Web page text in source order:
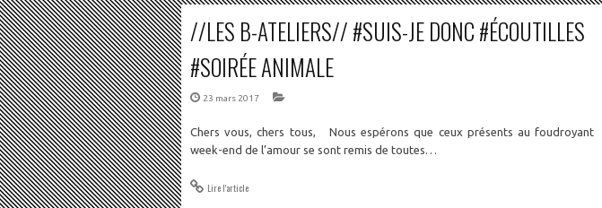
//LES B-ATELIERS// #SUIS-JE DONC #ÉCOUTILLES
#SOIRÉE ANIMALE
23 mars 2017
Chers vous, chers tous, Nous espérons que ceux présents au foudroyant
week-end de l’amour se sont remis de toutes…
Lire l'article